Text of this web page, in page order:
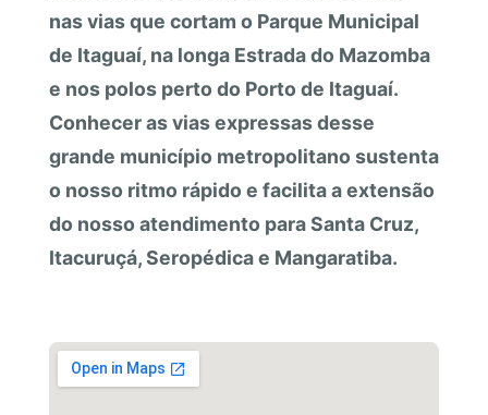
nas vias que cortam o Parque Municipal
de Itaguaí, na longa Estrada do Mazomba
e nos polos perto do Porto de Itaguaí.
Conhecer as vias expressas desse
grande município metropolitano sustenta
o nosso ritmo rápido e facilita a extensão
do nosso atendimento para Santa Cruz,
Itacuruçá, Seropédica e Mangaratiba.